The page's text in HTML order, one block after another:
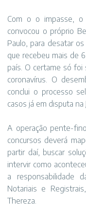
Com o o impasse, o
convocou o próprio
Paulo, para desatar
que recebeu mais de
país. O certame só foi
coronavírus. O
conclui o processo
casos já em disputa na
A operação pente-
concursos deverá
partir daí, buscar
intervir como
a responsabilidade
Notariais e
Thereza.